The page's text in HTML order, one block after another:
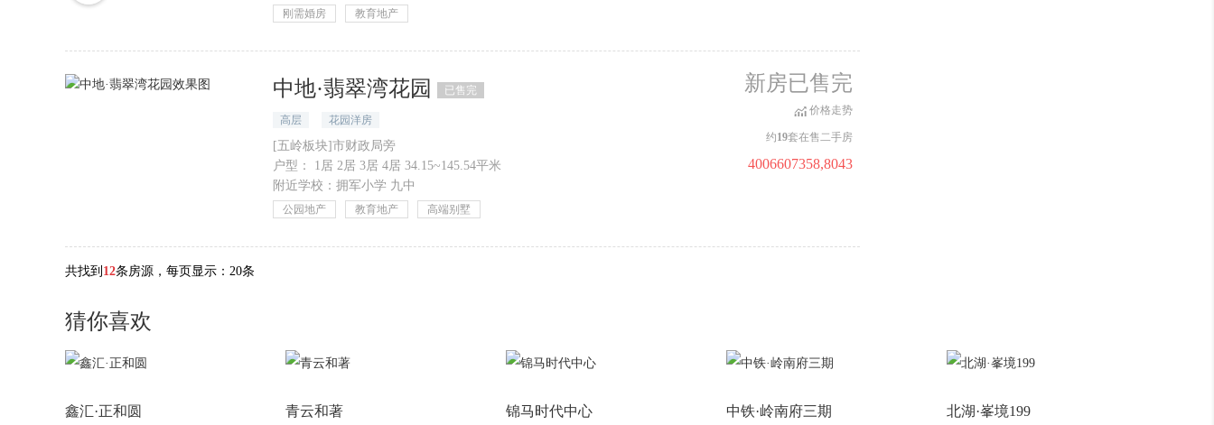
刚需婚房 教育地产
中地·翡翠湾花园 已售完
高层 花园洋房
[五岭板块]市财政局旁
户型： 1居 2居 3居 4居 34.15~145.54平米
附近学校： 拥军小学 九中
公园地产 教育地产 高端别墅
新房已售完
价格走势
约19套在售二手房
4006607358,8043
共找到 12条房源，每页显示： 20条
猜你喜欢
鑫汇·正和圆 青云和著 锦马时代中心 中铁·岭南府三期 北湖·峯境199